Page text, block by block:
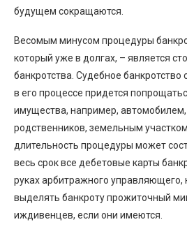
будущем сокращаются.
Весомым минусом процедуры
который уже в долгах, – является
банкротства. Судебное банкротство
в его процессе придется
имущества, например, автомобилем,
родственников, земельным
длительность процедуры может
весь срок все дебетовые карты
руках арбитражного управляющего,
выделять банкроту прожиточный
иждивенцев, если они имеются.